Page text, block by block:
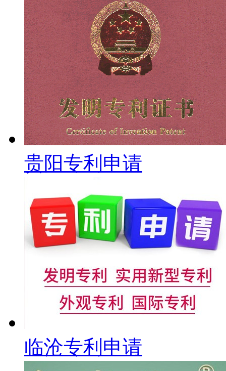
贵阳专利申请
临沧专利申请